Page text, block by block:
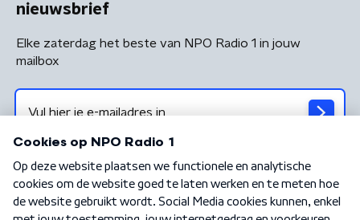
nieuwsbrief
Elke zaterdag het beste van NPO Radio 1 in jouw
mailbox
Algemene voorwaarden